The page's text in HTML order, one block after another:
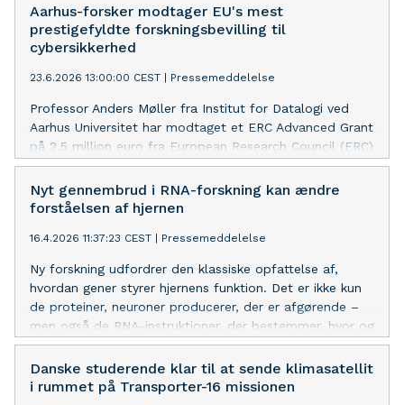
Aarhus-forsker modtager EU's mest
prestigefyldte forskningsbevilling til
cybersikkerhed
23.6.2026 13:00:00 CEST Pressemeddelelse
Professor Anders Møller fra Institut for Datalogi ved
Aarhus Universitet har modtaget et ERC Advanced Grant
på 2,5 million euro fra European Research Council (ERC)
til forskningsprojektet Program Analysis for Software
Supply Chain Security (Prosec).
Nyt gennembrud i RNA-forskning kan ændre
forståelsen af hjernen
16.4.2026 11:37:23 CEST Pressemeddelelse
Ny forskning udfordrer den klassiske opfattelse af,
hvordan gener styrer hjernens funktion. Det er ikke kun
de proteiner, neuroner producerer, der er afgørende –
men også de RNA-instruktioner, der bestemmer, hvor og
hvornår disse proteiner dannes.
Danske studerende klar til at sende klimasatellit
i rummet på Transporter-16 missionen